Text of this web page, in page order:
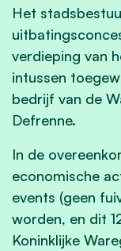
Het
verdieping van
intussen
bedrijf van de
Defrenne.
In de
economische
events (geen
worden, en dit
Koninklijke